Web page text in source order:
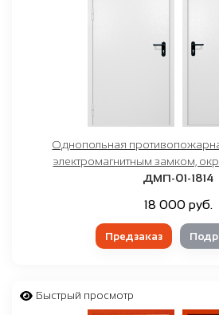
Однопольная
электромагнитным замком,
ДМП-01-1814
18 000 руб.
Предзаказ
Быстрый просмотр